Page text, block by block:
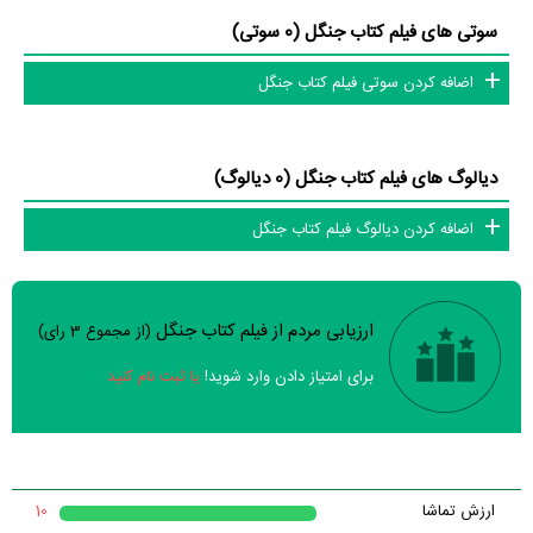
سوتی های فیلم کتاب جنگل (0 سوتی)
اضافه کردن سوتی فیلم کتاب جنگل
دیالوگ های فیلم کتاب جنگل (0 دیالوگ)
اضافه کردن دیالوگ فیلم کتاب جنگل
سوالات نظرسنجی ( 8 سوال)
فیلم از لحاظ فنی و هنری باکیفیت ساخته شده است؟
خیر
ارزیابی مردم از فیلم کتاب جنگل (از مجموع 3 رای)
برای امتیاز دادن وارد شوید! یا ثبت نام کنید
ارزش تماشا
10